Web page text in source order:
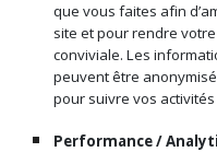
que vous faites afin
site et pour rendre
conviviale. Les
peuvent être
pour suivre vos
Performance/